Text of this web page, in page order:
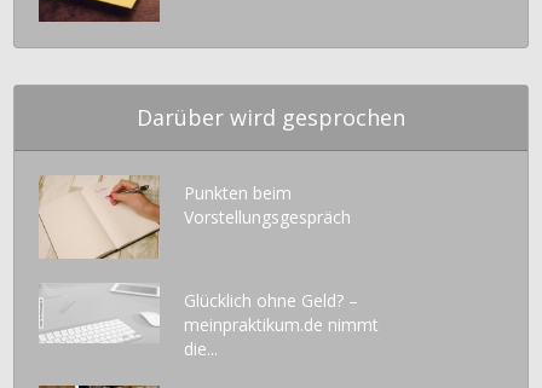
Darüber wird gesprochen
Punkten beim
Vorstellungsgespräch
Glücklich ohne Geld? –
meinpraktikum.de nimmt
die...